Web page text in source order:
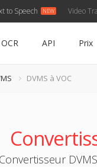
to Speech Video
OCR API Prix
DVMS à VOC
Convertisseur